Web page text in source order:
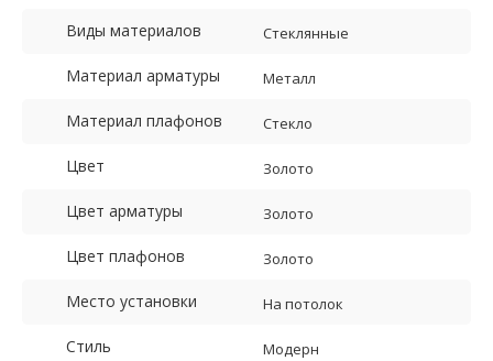
Виды материалов Стеклянные
Материал арматуры Металл
Материал плафонов Стекло
Цвет Золото
Цвет арматуры Золото
Цвет плафонов Золото
Место установки На потолок
Стиль Модерн